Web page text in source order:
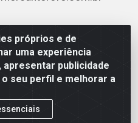
próprios e de
uma experiência
apresentar publicidade
seu perfil e melhorar a
Ribeiro de Luna, 3777 -
PB - CEP 58081-400 - CNPJ
0001-85